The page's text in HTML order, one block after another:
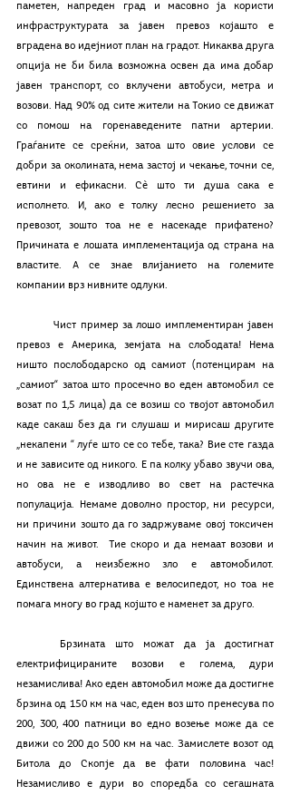
паметен, напреден град и масовно ја користи
инфраструктурата за јавен превоз којашто е
вградена во идејниот план на градот. Никаква друга
опција не би била возможна освен да има добар
јавен транспорт, со вклучени автобуси, метра и
возови. Над 90% од сите жители на Токио се движат
со помош на горенаведените патни артерии.
Граѓаните се среќни, затоа што овие услови се
добри за околината, нема застој и чекање, точни се,
евтини и ефикасни. Сѐ што ти душа сака е
исполнето. И, ако е толку лесно решението за
превозот, зошто тоа не е насекаде прифатено?
Причината е лошата имплементација од страна на
властите. А се знае влијанието на големите
компании врз нивните одлуки.
	Чист пример за лошо имплементиран јавен
превоз е Америка, земјата на слободата! Нема
ништо послободарско од самиот (потенцирам на
„самиот“ затоа што просечно во еден автомобил се
возат по 1,5 лица) да се возиш со твојот автомобил
каде сакаш без да ги слушаш и мирисаш другите
„некапени “ луѓе што се со тебе, така? Вие сте газда
и не зависите од никого. Е па колку убаво звучи ова,
но ова не е изводливо во свет на растечка
популација. Немаме доволно простор, ни ресурси,
ни причини зошто да го задржуваме овој токсичен
начин на живот.  Тие скоро и да немаат возови и
автобуси, а неизбежно зло е автомобилот.
Единствена алтернатива е велосипедот, но тоа не
помага многу во град којшто е наменет за друго.
електрифицираните возови е голема, дури
незамислива! Ако еден автомобил може да достигне
брзина од 150 км на час, еден воз што пренесува по
200, 300, 400 патници во едно возење може да се
движи со 200 до 500 км на час. Замислете возот од
Битола до Скопје да ве фати половина час!
Незамисливо е дури во споредба со сегашната